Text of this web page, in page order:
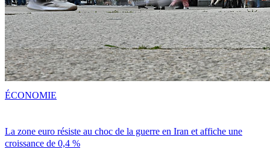
La zone euro résiste au choc de la guerre en Iran et affiche une
croissance de 0,4 %
ÉCONOMIE